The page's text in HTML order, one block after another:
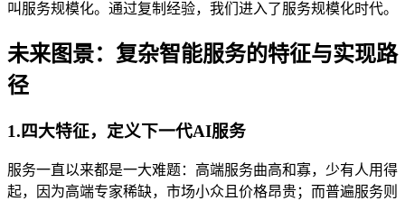
叫服务规模化。通过复制经验，我们进入了服务规模化时代。
未来图景：复杂智能服务的特征与实现路
径
1.四大特征，定义下一代AI服务
服务一直以来都是一大难题：高端服务曲高和寡，少有人用得
起，因为高端专家稀缺，市场小众且价格昂贵；而普遍服务则